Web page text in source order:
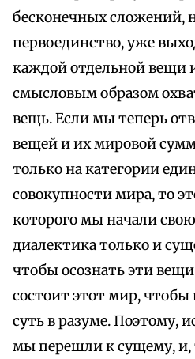
бесконечных сложений,
первоединство, уже
каждой отдельной вещи
смысловым образом
вещь. Если мы теперь
вещей и их мировой
только на категории
совокупности мира, то
которого мы начали
диалектика только и
чтобы осознать эти
состоит этот мир, чтобы
суть в разуме. Поэтому,
мы перешли к сущему, и,